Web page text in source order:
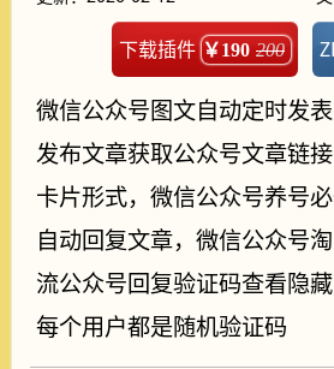
下载插件 ￥190 200
微信公众号图文自动定时发表
发布文章获取公众号文章链
卡片形式，微信公众号养号
自动回复文章，微信公众号
流公众号回复验证码查看隐
每个用户都是随机验证码